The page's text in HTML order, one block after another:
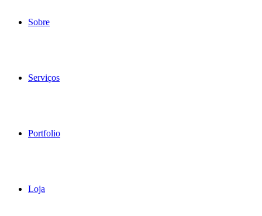
Sobre
Serviços
Portfolio
Loja